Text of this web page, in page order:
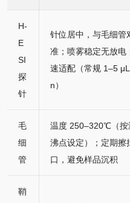
H-
E
SI
探
针
针位居中，与毛细管
准；喷雾稳定无放电
速适配（常规 1–5
n）
毛
细
管
温度 250–320℃（按
沸点设定）；定期擦
口，避免样品沉积
鞘